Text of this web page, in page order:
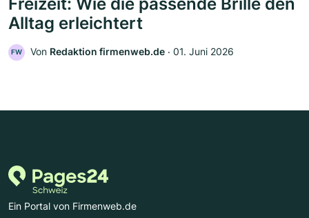
Alltag erleichtert
FW Von Redaktion firmenweb.de ‧ 01. Juni 2026
Ein Portal von Firmenweb.de